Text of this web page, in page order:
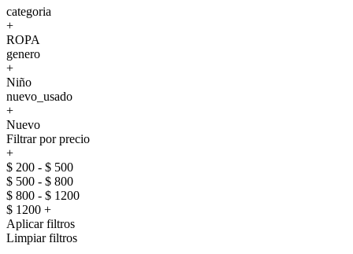
categoria
+
ROPA
genero
+
Niño
nuevo_usado
+
Nuevo
Filtrar por precio
+
$ 200 - $ 500
$ 500 - $ 800
$ 800 - $ 1200
$ 1200 +
Aplicar filtros
Limpiar filtros